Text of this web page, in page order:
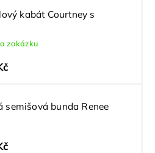
kabát Courtney s
zakázku
semišová bunda Renee